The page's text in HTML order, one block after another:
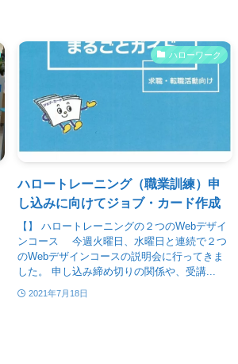
ハローワーク
ハロートレーニング（職業訓練）申
し込みに向けてジョブ・カード作成
【】 ハロートレーニングの２つのWebデザイ
ンコース 今週火曜日、水曜日と連続で２つ
のWebデザインコースの説明会に行ってきま
した。 申し込み締め切りの関係や、受講...
2021年7月18日